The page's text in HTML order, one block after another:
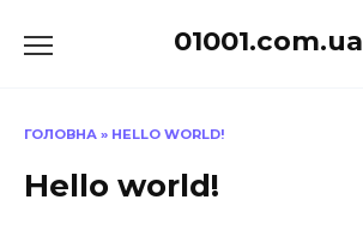
до
01001.com.ua
ГОЛОВНА » HELLO WORLD!
Hello world!